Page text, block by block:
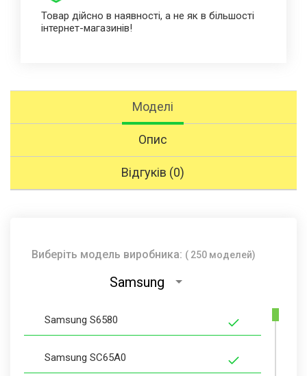
Товар дійсно в наявності, а не як в більшості
інтернет-магазинів!
Моделі
Опис
Відгуків (0)
Виберіть модель виробника: ( 250 моделей)
Samsung
Samsung S6580
Samsung SC65A0